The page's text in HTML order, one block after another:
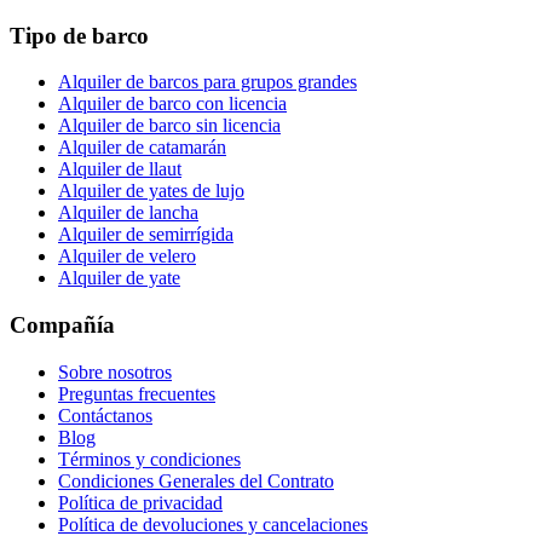
Tipo de barco
Alquiler de barcos para grupos grandes
Alquiler de barco con licencia
Alquiler de barco sin licencia
Alquiler de catamarán
Alquiler de llaut
Alquiler de yates de lujo
Alquiler de lancha
Alquiler de semirrígida
Alquiler de velero
Alquiler de yate
Compañía
Sobre nosotros
Preguntas frecuentes
Contáctanos
Blog
Términos y condiciones
Condiciones Generales del Contrato
Política de privacidad
Política de devoluciones y cancelaciones